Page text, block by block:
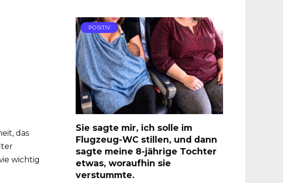
das
wichtig
POSITIV
Sie sagte mir, ich solle im
Flugzeug-WC stillen, und dann
sagte meine 8-jährige Tochter
etwas, woraufhin sie
verstummte.